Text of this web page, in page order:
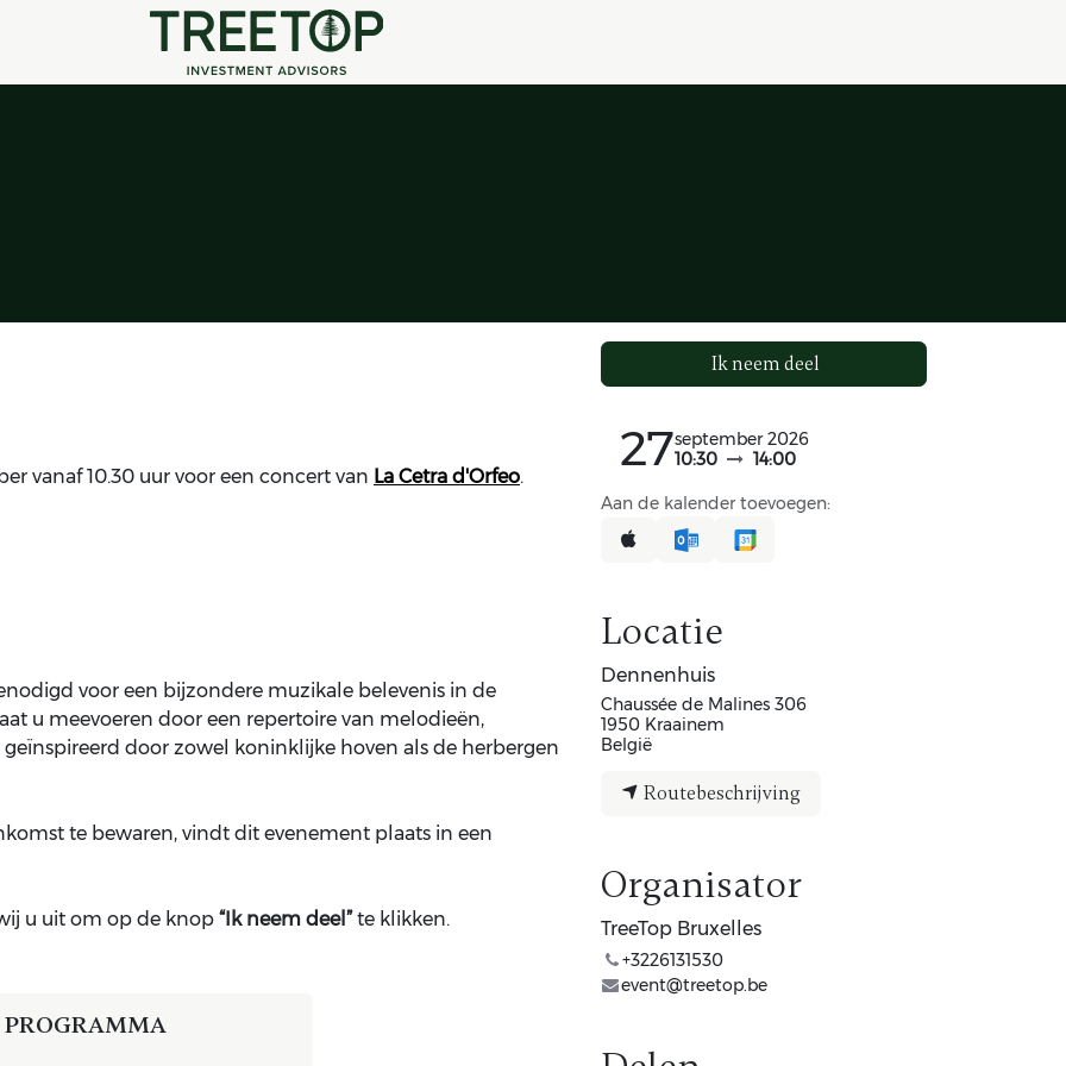
vanaf 10.30 uur voor een concert van La Cetra d'Orfeo.
voor een bijzondere muzikale belevenis in de
u meevoeren door een repertoire van melodieën,
door zowel koninklijke hoven als de herbergen
te bewaren, vindt dit evenement plaats in een
u uit om op de knop “Ik neem deel”te klikken.
PROGRAMMA
Ik neem deel
27september 2026
10:30
14:00
Aan de kalender toevoegen:
Locatie
Dennenhuis
Chaussée de Malines 306
1950 Kraainem
België
Routebeschrijving
Organisator
TreeTop Bruxelles
+3226131530
event@treetop.be